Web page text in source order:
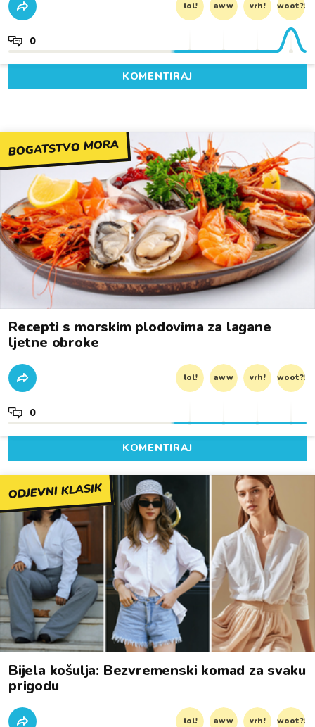
lol! aww vrh! woot?!
0
KOMENTIRAJ
BOGATSTVO MORA
Recepti s morskim plodovima za lagane
ljetne obroke
lol! aww vrh! woot?!
0
KOMENTIRAJ
ODJEVNI KLASIK
Bijela košulja: Bezvremenski komad za svaku
prigodu
lol! aww vrh! woot?!